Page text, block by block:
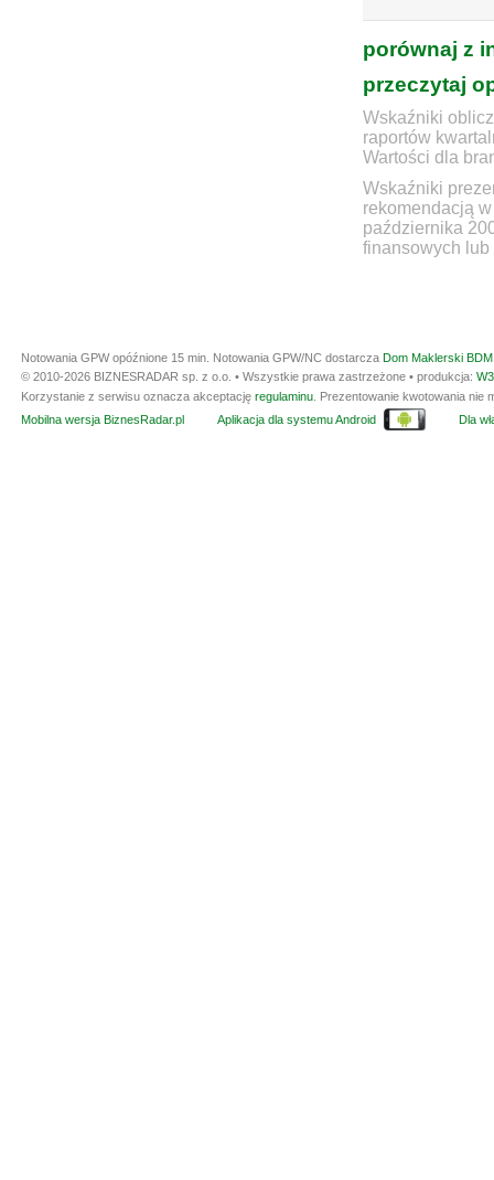
porównaj z
przeczytaj
Wskaźniki
raportów
Wartości dla
Wskaźniki
rekomendacją
października
finansowych lub
Notowania GPW opóźnione 15 min. Notowania GPW/NC dostarcza Dom Maklerski
© 2010-2026 BIZNESRADAR sp. z o.o. • Wszystkie prawa zastrzeżone • produkcja:
Korzystanie z serwisu oznacza akceptację regulaminu . Prezentowanie kwotowania
Mobilna wersja BiznesRadar.pl
Aplikacja dla systemu Android Dla